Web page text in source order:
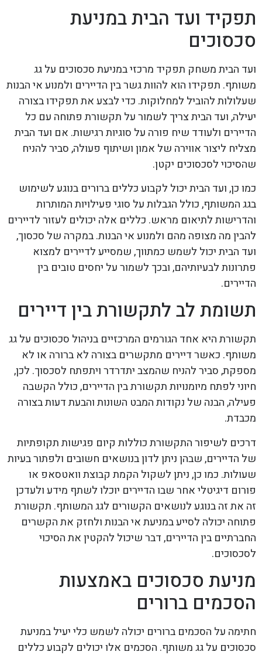
תפקיד ועד הבית במניעת
סכסוכים
ועד הבית משחק תפקיד מרכזי במניעת סכסוכים על גג
משותף. תפקידו הוא להוות גשר בין הדיירים ולמנוע אי הבנות
שעלולות להוביל למחלוקות. כדי לבצע את תפקידו בצורה
יעילה, ועד הבית צריך לשמור על תקשורת פתוחה עם כל
הדיירים ולעודד שיח פורה על סוגיות רגישות. אם ועד הבית
מצליח ליצור אווירה של אמון ושיתוף פעולה, סביר להניח
שהסיכוי לסכסוכים יקטן.
כמו כן, ועד הבית יכול לקבוע כללים ברורים בנוגע לשימוש
בגג המשותף, כולל הגבלות על סוגי פעילויות המותרות
והדרישות לתיאום מראש. כללים אלה יכולים לעזור לדיירים
להבין מה מצופה מהם ולמנוע אי הבנות. במקרה של סכסוך,
ועד הבית יכול לשמש כמתווך, שמסייע לדיירים למצוא
פתרונות לבעיותיהם, ובכך לשמור על יחסים טובים בין
הדיירים.
תשומת לב לתקשורת בין דיירים
תקשורת היא אחד הגורמים המרכזיים בניהול סכסוכים על גג
משותף. כאשר דיירים מתקשרים בצורה לא ברורה או לא
מספקת, סביר להניח שהמצב יתדרדר ויתפתח לסכסוך. לכן,
חיוני לפתח מיומנויות תקשורת בין הדיירים, כולל הקשבה
פעילה, הבנה של נקודות המבט השונות והבעת דעות בצורה
מכבדת.
דרכים לשיפור התקשורת כוללות קיום פגישות תקופתיות
של הדיירים, שבהן ניתן לדון בנושאים חשובים ולפתור בעיות
שעולות. כמו כן, ניתן לשקול הקמת קבוצת וואטסאפ או
פורום דיגיטלי אחר שבו הדיירים יוכלו לשתף מידע ולעדכן
זה את זה בנוגע לנושאים הקשורים לגג המשותף. תקשורת
פתוחה יכולה לסייע במניעת אי הבנות ולחזק את הקשרים
החברתיים בין הדיירים, דבר שיכול להקטין את הסיכוי
לסכסוכים.
מניעת סכסוכים באמצעות
הסכמים ברורים
חתימה על הסכמים ברורים יכולה לשמש כלי יעיל במניעת
סכסוכים על גג משותף. הסכמים אלו יכולים לקבוע כללים